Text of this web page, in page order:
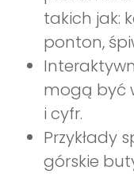
takich jak:
ponton,
mogą być
i cyfr.
Przykłady
górskie